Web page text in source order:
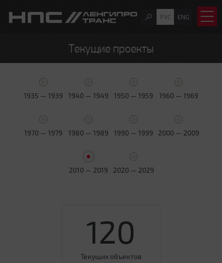
РУС ENG
Текущие проекты
1935 — 1939 1940 — 1949 1950 — 1959 1960 — 1969
1970 — 1979 1980 — 1989 1990 — 1999 2000 — 2009
2010 — 2019 2020 — 2029
120
Текущих объектов